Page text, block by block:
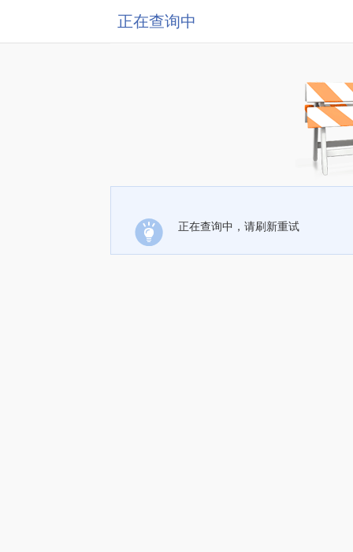
正在查询中
正在查询中，请刷新重试